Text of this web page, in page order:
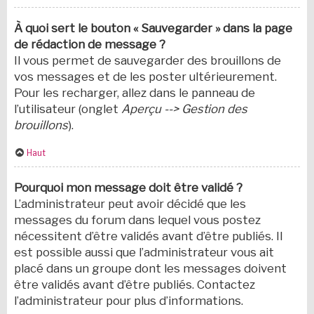
À quoi sert le bouton « Sauvegarder » dans la page
de rédaction de message ?
Il vous permet de sauvegarder des brouillons de
vos messages et de les poster ultérieurement.
Pour les recharger, allez dans le panneau de
l’utilisateur (onglet Aperçu --> Gestion des
brouillons).
Haut
Pourquoi mon message doit être validé ?
L’administrateur peut avoir décidé que les
messages du forum dans lequel vous postez
nécessitent d’être validés avant d’être publiés. Il
est possible aussi que l’administrateur vous ait
placé dans un groupe dont les messages doivent
être validés avant d’être publiés. Contactez
l’administrateur pour plus d’informations.